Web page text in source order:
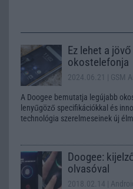
Ez lehet a
okostelefonja
2024.06.21 | GSM
A Doogee bemutatja legújabb
lenyűgöző specifikációkkal és
technológia szerelmeseinek új
Doogee:
olvasóval
2018.02.14 |